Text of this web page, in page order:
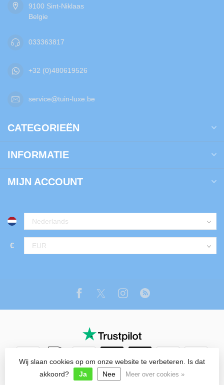
9100 Sint-Niklaas
Belgie
033363817
+32 (0)480619526
service@tuin-luxe.be
CATEGORIEËN
INFORMATIE
MIJN ACCOUNT
€
© Copyright 2026 Tuin Luxe Shop
Wij slaan cookies op om onze website te verbeteren. Is dat
akkoord?
Ja Nee Meer over cookies »